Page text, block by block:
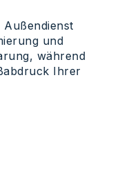
Außendienst
und
, während
Ihrer